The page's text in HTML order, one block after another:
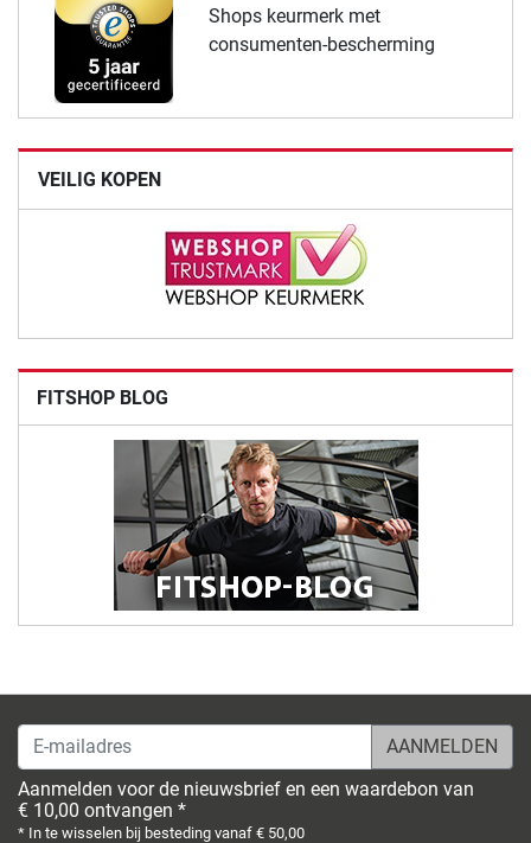
Shops keurmerk met
consumenten-bescherming
VEILIG KOPEN
FITSHOP BLOG
E-mailadres
Aanmelden voor de nieuwsbrief en een waardebon van
€ 10,00 ontvangen *
* In te wisselen bij besteding vanaf € 50,00